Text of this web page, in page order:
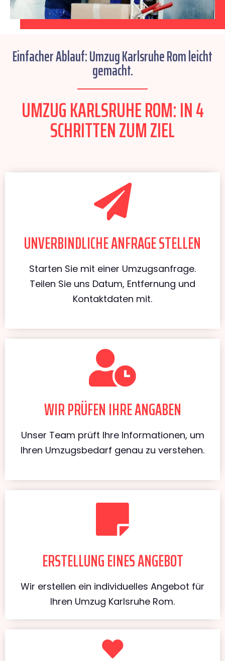
Einfacher Ablauf: Umzug Karlsruhe Rom leicht
gemacht.
UMZUG KARLSRUHE ROM: IN 4
SCHRITTEN ZUM ZIEL
UNVERBINDLICHE ANFRAGE STELLEN
Starten Sie mit einer Umzugsanfrage.
Teilen Sie uns Datum, Entfernung und
Kontaktdaten mit.
WIR PRÜFEN IHRE ANGABEN
Unser Team prüft Ihre Informationen, um
Ihren Umzugsbedarf genau zu verstehen.
ERSTELLUNG EINES ANGEBOT
Wir erstellen ein individuelles Angebot für
Ihren Umzug Karlsruhe Rom.